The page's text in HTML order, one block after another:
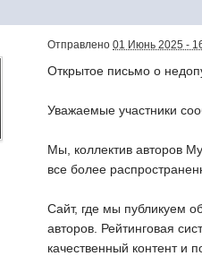
Отправлено01 Июнь 2025 -
Открытое письмо о
Уважаемые участники
Мы, коллектив авторов
все более
Сайт, где мы публикуем
авторов. Рейтинговая
качественный контент и